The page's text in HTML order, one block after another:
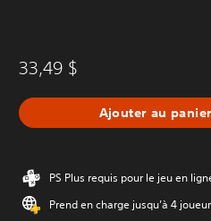
33,49 $
Ajouter au panier
PS Plus requis pour le jeu en
Prend en charge jusqu’à 4